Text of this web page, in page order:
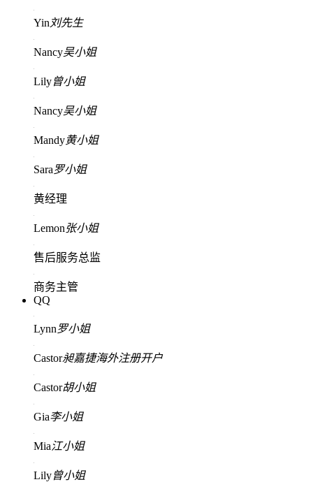
Yin 刘先生
Nancy吴小姐
Lily曾小姐
Nancy吴小姐
Mandy黄小姐
Sara罗小姐
黄经理
Lemon张小姐
售后服务总监
商务主管
QQ
Lynn罗小姐
Castor昶嘉捷海外注册开户
Castor胡小姐
Gia李小姐
Mia江小姐
Lily曾小姐